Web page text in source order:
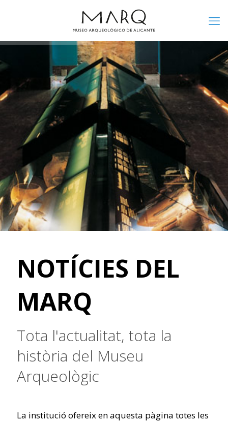
NOTÍCIES DEL
MARQ
Tota l'actualitat, tota la
història del Museu
Arqueològic
La institució ofereix en aquesta pàgina totes les